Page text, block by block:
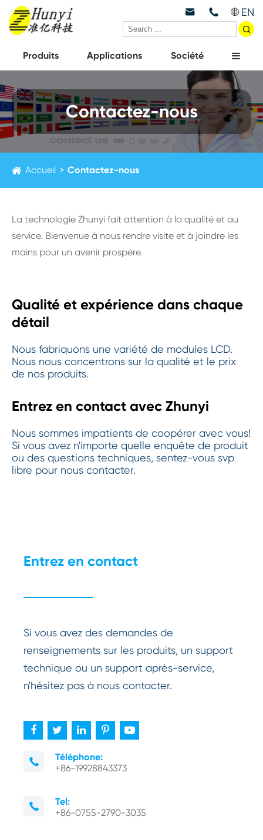
  EN

Produits Applications Société
Contactez-nous
Accueil Contactez-nous
La technologie Zhunyi fait attention à la qualité et au
service. Bienvenue à nous rendre visite et à joindre les
mains pour un avenir prospère.
Qualité et expérience dans chaque
détail
Nous fabriquons une variété de modules LCD.
Nous nous concentrons sur la qualité et le prix
de nos produits.
Entrez en contact avec Zhunyi
Nous sommes impatients de coopérer avec vous!
Si vous avez n'importe quelle enquête de produit
ou des questions techniques, sentez-vous svp
libre pour nous contacter.
Entrez en contact
Si vous avez des demandes de
renseignements sur les produits, un support
technique ou un support après-service,
n'hésitez pas à nous contacter.

Téléphone:
+86-19928843373

Tel:
+86-0755-2790-3035